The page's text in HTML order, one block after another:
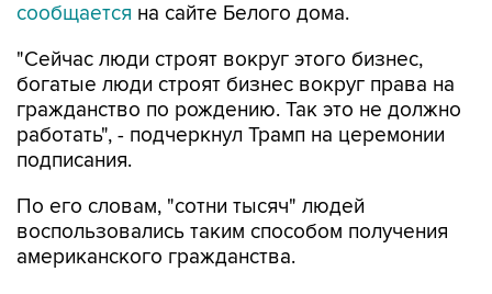
"Сейчас люди строят вокруг этого бизнес,
гражданство по рождению. Так это не должно
работать", - подчеркнул Трамп на церемонии
подписания.
По его словам, "сотни тысяч" людей
американского гражданства.
Президент подписал еще один указ, также